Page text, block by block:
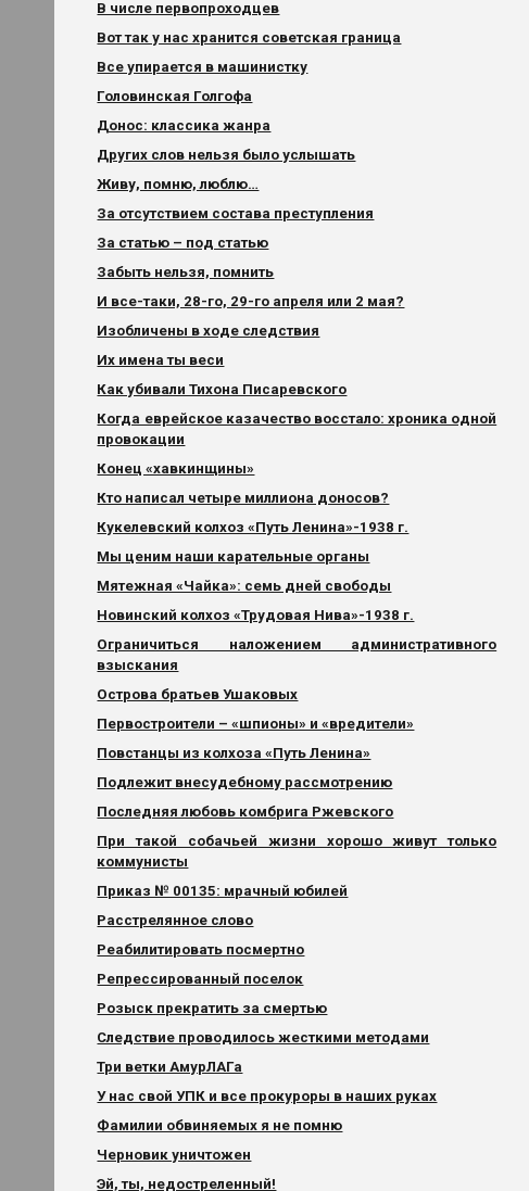
В числе первопроходцев
Вот так у нас хранится советская граница
Все упирается в машинистку
Головинская Голгофа
Донос: классика жанра
Других слов нельзя было услышать
Живу, помню, люблю…
За отсутствием состава преступления
За статью – под статью
Забыть нельзя, помнить
И все-таки, 28-го, 29-го апреля или 2 мая?
Изобличены в ходе следствия
Их имена ты веси
Как убивали Тихона Писаревского
Когда еврейское казачество восстало: хроника одной
провокации
Конец «хавкинщины»
Кто написал четыре миллиона доносов?
Кукелевский колхоз «Путь Ленина»-1938 г.
Мы ценим наши карательные органы
Мятежная «Чайка»: семь дней свободы
Новинский колхоз «Трудовая Нива»-1938 г.
Ограничиться наложением административного
взыскания
Острова братьев Ушаковых
Первостроители – «шпионы» и «вредители»
Повстанцы из колхоза «Путь Ленина»
Подлежит внесудебному рассмотрению
Последняя любовь комбрига Ржевского
При такой собачьей жизни хорошо живут только
коммунисты
Приказ № 00135: мрачный юбилей
Расстрелянное слово
Реабилитировать посмертно
Репрессированный поселок
Розыск прекратить за смертью
Следствие проводилось жесткими методами
Три ветки АмурЛАГа
У нас свой УПК и все прокуроры в наших руках
Фамилии обвиняемых я не помню
Черновик уничтожен
Эй, ты, недостреленный!